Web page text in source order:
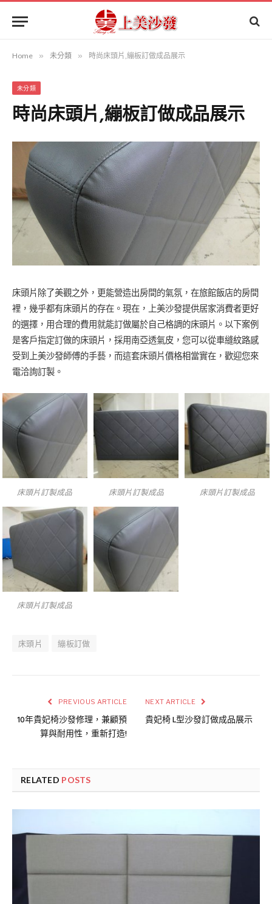
Home » 未分類 » 時尚床頭片,繃板訂做成品展示
未分類
時尚床頭片,繃板訂做成品展示
床頭片除了美觀之外，更能營造出房間的氣氛，在旅館飯店的房間
裡，幾乎都有床頭片的存在。現在，上美沙發提供居家消費者更好
的選擇，用合理的費用就能訂做屬於自己格調的床頭片。以下案例
是客戶指定訂做的床頭片，採用南亞透氣皮，您可以從車縫紋路感
受到上美沙發師傅的手藝，而這套床頭片價格相當實在，歡迎您來
電洽詢訂製。
床頭片訂製成品 床頭片訂製成品 床頭片訂製成品
床頭片訂製成品
床頭片 繃板訂做
PREVIOUS ARTICLE
10年貴妃椅沙發修理，兼顧預
算與耐用性，重新打造!
NEXT ARTICLE
貴妃椅 L型沙發訂做成品展示
RELATED POSTS